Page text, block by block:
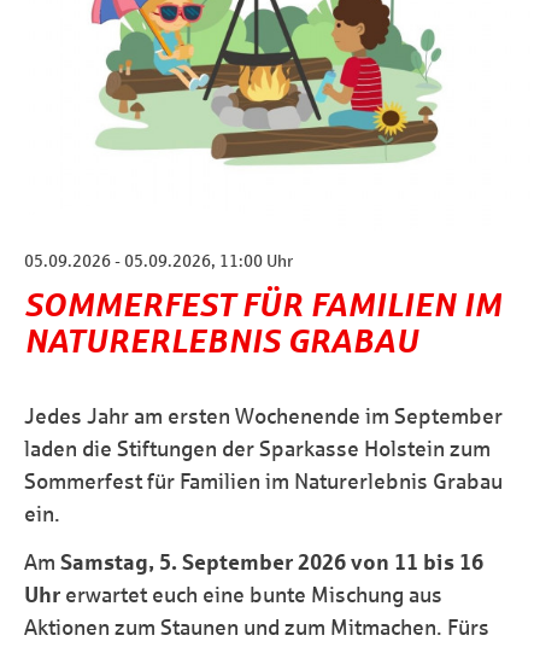
05.09.2026 - 05.09.2026, 11:00 Uhr
SOMMERFEST FÜR FAMILIEN IM
NATURERLEBNIS GRABAU
Jedes Jahr am ersten Wochenende im September
laden die Stiftungen der Sparkasse Holstein zum
Sommerfest für Familien im Naturerlebnis Grabau
ein.
Am Samstag, 5. September 2026 von 11 bis 16
Uhr erwartet euch eine bunte Mischung aus
Aktionen zum Staunen und zum Mitmachen. Fürs